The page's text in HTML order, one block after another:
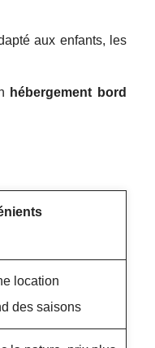
aux enfants, les
hébergement bord
location
des saisons